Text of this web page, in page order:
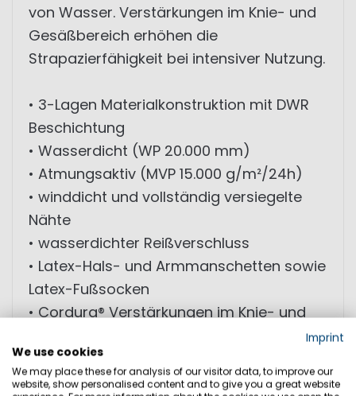
von Wasser. Verstärkungen im Knie- und
Gesäßbereich erhöhen die
Strapazierfähigkeit bei intensiver Nutzung.
• 3-Lagen Materialkonstruktion mit DWR
Beschichtung
• Wasserdicht (WP 20.000 mm)
• Atmungsaktiv (MVP 15.000 g/m²/24h)
• winddicht und vollständig versiegelte
Nähte
• wasserdichter Reißverschluss
• Latex-Hals- und Armmanschetten sowie
Latex-Fußsocken
• Cordura® Verstärkungen im Knie- und
MATERIAL: Außenmaterial: 100% Polyamid;
Imprint
We use cookies
We may place these for analysis of our visitor data, to improve our
website, show personalised content and to give you a great website